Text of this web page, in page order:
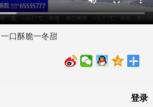
口酥脆一冬甜
登录